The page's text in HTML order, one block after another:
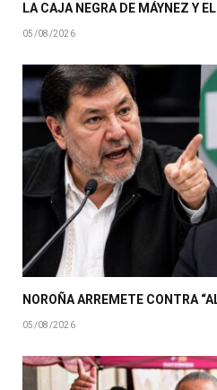
LA CAJA NEGRA DE MÁYNEZ Y
05/08/2026
NOROÑA ARREMETE CONTRA
05/08/2026